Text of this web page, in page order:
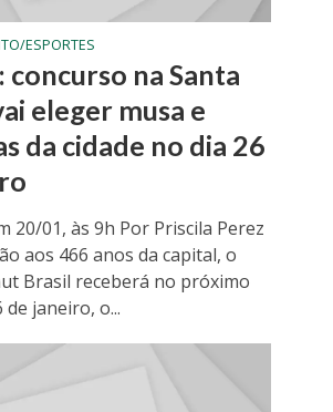
ESPORTES
concurso na Santa
eleger musa e
da cidade no dia 26
20/01, às 9h Por Priscila Perez
aos 466 anos da capital, o
Brasil receberá no próximo
janeiro, o...